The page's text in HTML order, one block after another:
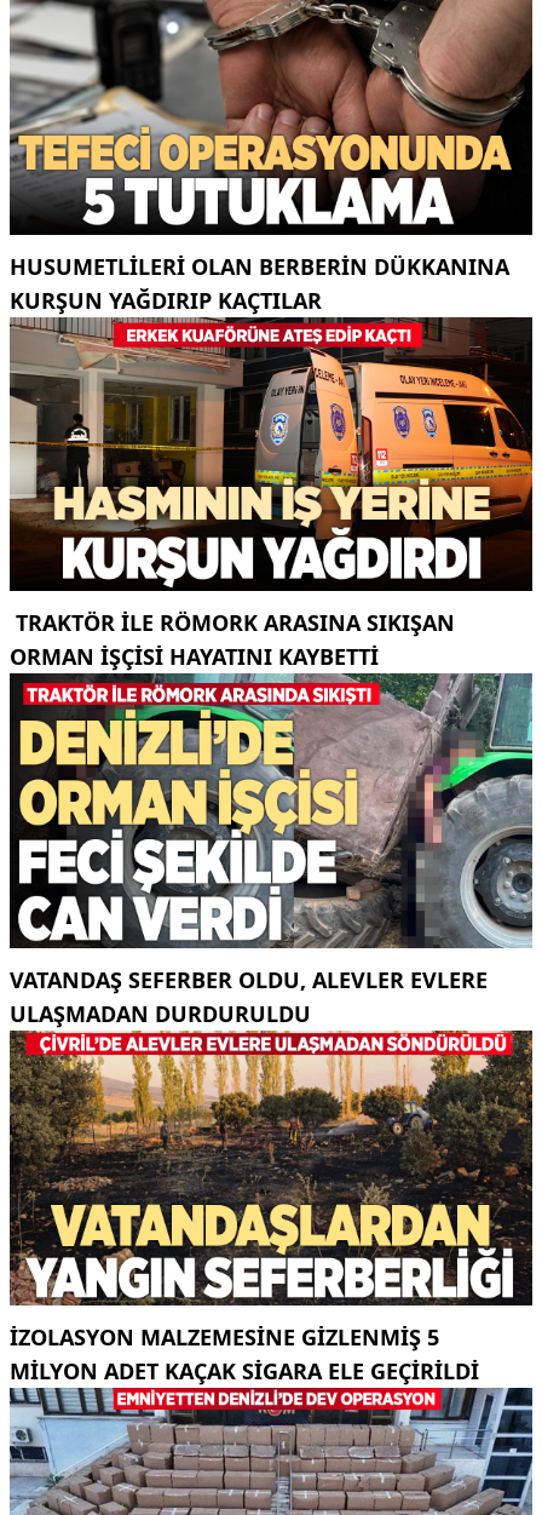
HUSUMETLILERI OLAN BERBERIN DÜKKANINA
KURŞUN YAĞDIRIP KAÇTILAR
TRAKTÖR ILE RÖMORK ARASINA SIKIŞAN
ORMAN IŞÇISI HAYATINI KAYBETTI
VATANDAŞ SEFERBER OLDU, ALEVLER EVLERE
ULAŞMADAN DURDURULDU
İZOLASYON MALZEMESINE GIZLENMIŞ 5
MILYON ADET KAÇAK SIGARA ELE GEÇIRILDI